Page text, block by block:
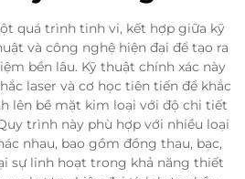
quá trình tinh vi, kết hợp giữa kỹ
và công nghệ hiện đại để tạo ra
bền lâu. Kỹ thuật chính xác này
laser và cơ học tiên tiến để khắc
lên bề mặt kim loại với độ chi tiết
trình này phù hợp với nhiều loại
nhau, bao gồm đồng thau, bạc,
sự linh hoạt trong khả năng thiết